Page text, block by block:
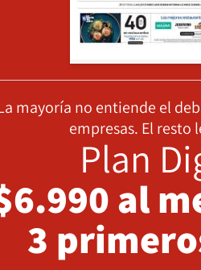
mayoría no entiende el
empresas. El resto
Plan
al
3